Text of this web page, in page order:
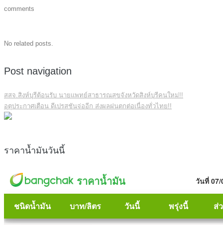
comments
No related posts.
Post navigation
สสจ.สิงห์บุรีต้อนรับ นายแพทย์สาธารณสุขจังหวัดสิงห์บุรีคนใหม่!!
อุตุประกาศเตือน ดีเปรสชันจ่ออีก ส่งผลฝนตกต่อเนื่องทั่วไทย!!
ราคาน้ำมันวันนี้